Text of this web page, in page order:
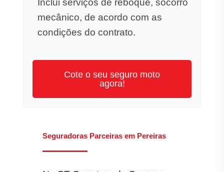
mecânico, de acordo com as
condições do contrato.
Cote o seu seguro moto
agora!
Seguradoras Parceiras em Pereiras